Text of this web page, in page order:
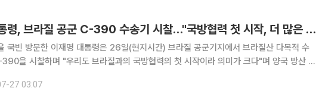
이 대통령, 브라질 공군 C-390 수송기 시찰…"국방협력 첫 시작, 더 많은 협력 만들자" [종합]
국빈 방문한 이재명 대통령은 26일(현지시간) 브라질 공군기지에서 브라질산 다목적 수
을 시찰하며 "우리도 브라질과의 국방협력의 첫 시작이라 의미가 크다"며 양국 방산 협
아구 포지우 외교부 의전장과 페르난두 피멘테우 주한대사
27 03:07